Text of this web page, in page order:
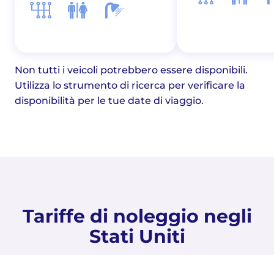
Non tutti i veicoli potrebbero essere disponibili.
Utilizza lo strumento di ricerca per verificare la
disponibilità per le tue date di viaggio.
Tariffe di noleggio negli
Stati Uniti